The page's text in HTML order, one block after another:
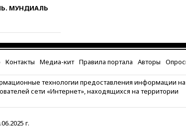
на
пять
МУНДИАЛЬ
Контакты Медиа-кит Правила портала Авторы
технологии предоставления информации на
сети «Интернет», находящихся на территории
г.